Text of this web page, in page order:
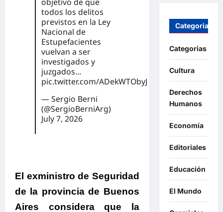
todos los delitos
previstos en la Ley
Nacional de
Estupefacientes
vuelvan a ser
investigados y
juzgados…
pic.twitter.com/ADekWTObyJ
— Sergio Berni
(@SergioBerniArg)
July 7, 2026
El exministro de Seguridad
de la provincia de Buenos
Aires considera que la
Categorias
Categorias
Cultura
Derechos
Humanos
Economía
Editoriales
Educación
El Mundo